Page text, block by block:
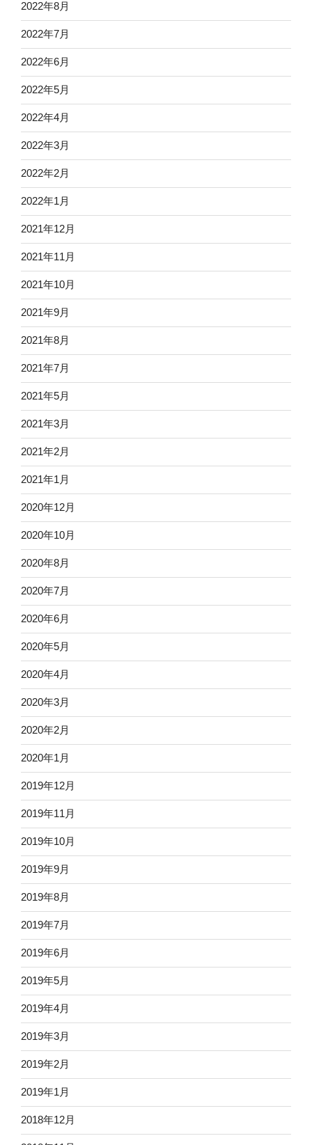
2022年8月
2022年7月
2022年6月
2022年5月
2022年4月
2022年3月
2022年2月
2022年1月
2021年12月
2021年11月
2021年10月
2021年9月
2021年8月
2021年7月
2021年5月
2021年3月
2021年2月
2021年1月
2020年12月
2020年10月
2020年8月
2020年7月
2020年6月
2020年5月
2020年4月
2020年3月
2020年2月
2020年1月
2019年12月
2019年11月
2019年10月
2019年9月
2019年8月
2019年7月
2019年6月
2019年5月
2019年4月
2019年3月
2019年2月
2019年1月
2018年12月